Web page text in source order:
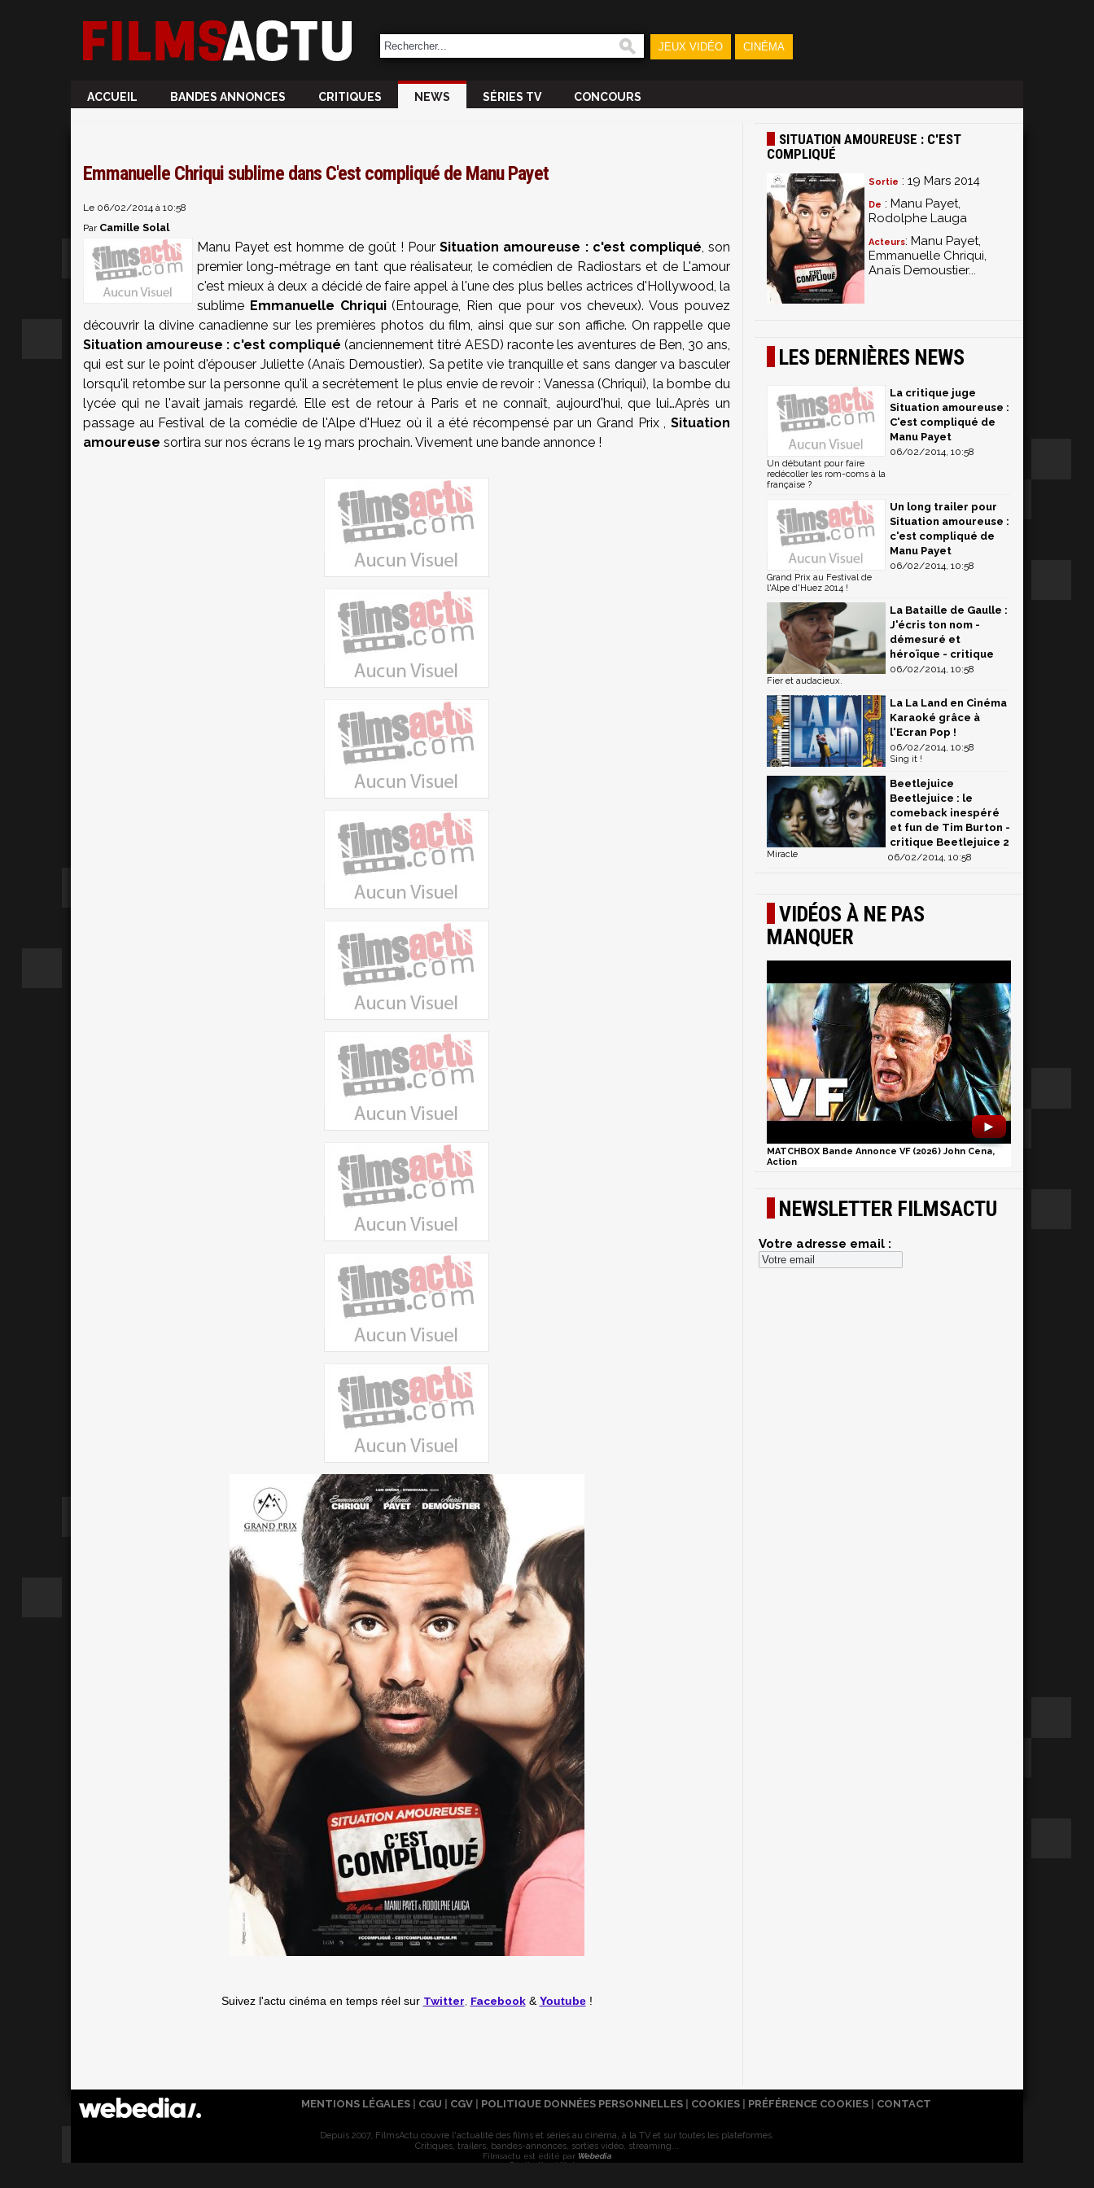
JEUX VIDÉO CINÉMA
ACCUEIL BANDES ANNONCES CRITIQUES NEWS SÉRIES TV CONCOURS
Emmanuelle Chriqui sublime dans C'est compliqué de Manu Payet
Le 06/02/2014 à 10:58
Par Camille Solal
Manu Payet est homme de goût ! PourSituation amoureuse : c'est compliqué, son
premier long-métrage en tant que réalisateur, le comédien de Radiostars et de L'amour
c'est mieux à deux a décidé de faire appel à l'une des plus belles actrices d'Hollywood, la
sublime Emmanuelle Chriqui(Entourage, Rien que pour vos cheveux). Vous pouvez
découvrir la divine canadienne sur les premières photos du film, ainsi que sur son affiche. On rappelle que
Situation amoureuse : c'est compliqué (anciennement titré AESD) raconte les aventures de Ben, 30 ans,
qui est sur le point d'épouser Juliette (Anaïs Demoustier). Sa petite vie tranquille et sans danger va basculer
lorsqu'il retombe sur la personne qu'il a secrètement le plus envie de revoir : Vanessa (Chriqui), la bombe du
lycée qui ne l'avait jamais regardé. Elle est de retour à Paris et ne connaît, aujourd'hui, que lui…Après un
passage au Festival de la comédie de l'Alpe d'Huez où il a été récompensé par un Grand Prix , Situation
amoureuse sortira sur nos écrans le 19 mars prochain. Vivement une bande annonce !
Suivez l'actu cinéma en temps réel sur Twitter Facebook& Youtube!
SITUATION AMOUREUSE : C'EST
COMPLIQUÉ
Sortie : 19 Mars 2014
De : Manu Payet,
Rodolphe Lauga
Acteurs: Manu Payet,
Emmanuelle Chriqui,
Anaïs Demoustier...
LES DERNIÈRES NEWS
La critique juge
Situation amoureuse :
C'est compliqué de
Manu Payet
06/02/2014, 10:58
Un débutant pour faire
redécoller les rom-coms à la
française ?
Un long trailer pour
Situation amoureuse :
c'est compliqué de
Manu Payet
06/02/2014, 10:58
Grand Prix au Festival de
l'Alpe d'Huez 2014 !
La Bataille de Gaulle :
J'écris ton nom -
démesuré et
héroïque - critique
06/02/2014, 10:58
Fier et audacieux.
La La Land en Cinéma
Karaoké grâce à
l'Ecran Pop !
06/02/2014, 10:58
Sing it !
Beetlejuice
Beetlejuice : le
comeback inespéré
et fun de Tim Burton -
critique Beetlejuice 2
06/02/2014, 10:58
Miracle
VIDÉOS À NE PAS
MANQUER
►
MATCHBOX Bande Annonce VF (2026) John Cena,
Action
NEWSLETTER FILMSACTU
Votre adresse email :
MENTIONS LÉGALES CGU CGV POLITIQUE DONNÉES PERSONNELLES COOKIES PRÉFÉRENCE COOKIES CONTACT
Depuis 2007, FilmsActu couvre l'actualité des films et séries au cinéma, à la TV et sur toutes les plateformes.
Critiques, trailers, bandes-annonces, sorties vidéo, streaming...
Filmsactu est édité par Webedia
Réalisation Vitalyn